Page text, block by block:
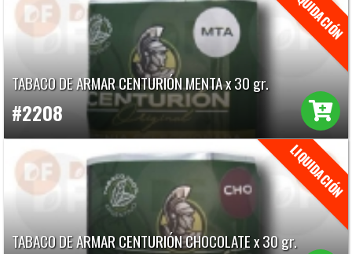
TABACO DE ARMAR CENTURIÓN MENTA x 30 gr.
#2208
TABACO DE ARMAR CENTURIÓN CHOCOLATE x 30 gr.